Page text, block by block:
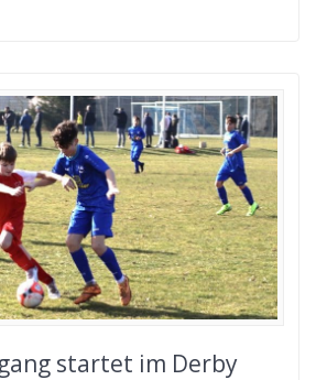
star­tet im Der­by